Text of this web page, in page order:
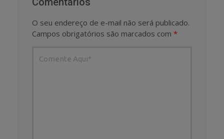
O seu endereço de e-mail não será publicado.
Campos obrigatórios são marcados com *